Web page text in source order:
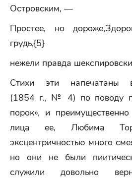
Островским, —
Простее, но
грудь,{5}
нежели правда
Стихи эти напечатаны
(1854 г., № 4) по поводу
порок», и
лица ее, Любима
эксцентричностью много
но они не были
служили довольно